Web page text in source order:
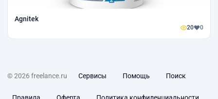
Agnitek
20 0
© 2026 freelance.ru Сервисы Помощь Поиск